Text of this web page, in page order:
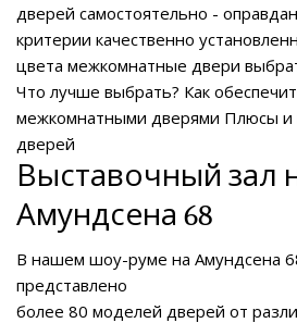
дверей самостоятельно -
критерии качественно
цвета межкомнатные двери
Что лучше выбрать? Как
межкомнатными дверями Плюсы и
дверей
Выставочный зал
Амундсена 68
В нашем шоу-руме на Амундсена
представлено
более 80 моделей дверей от